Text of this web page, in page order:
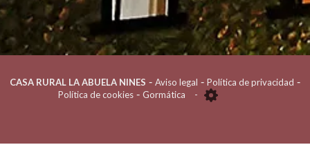
CASA RURAL LA ABUELA NINES - Aviso legal - Política de privacidad -
Política de cookies- Gormática -